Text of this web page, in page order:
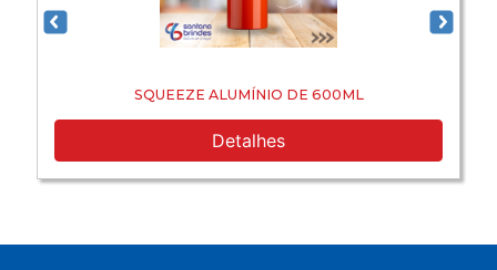
SQUEEZE ALUMÍNIO DE 600ML
Detalhes